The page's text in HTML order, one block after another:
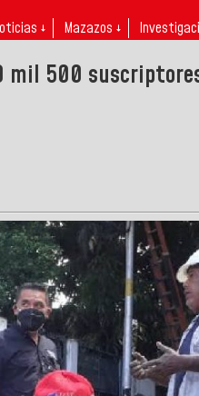
↓ Mazazos ↓
mil 500